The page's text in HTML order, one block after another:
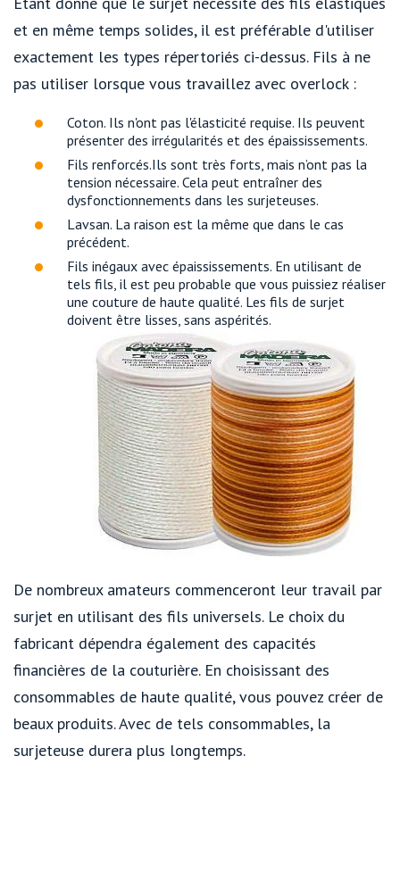
et en même temps solides, il est préférable d'utiliser
exactement les types répertoriés ci-dessus. Fils à ne
pas utiliser lorsque vous travaillez avec overlock :
Coton. Ils n'ont pas l'élasticité requise. Ils peuvent
présenter des irrégularités et des épaississements.
Fils renforcés.Ils sont très forts, mais n’ont pas la
tension nécessaire. Cela peut entraîner des
dysfonctionnements dans les surjeteuses.
Lavsan. La raison est la même que dans le cas
précédent.
Fils inégaux avec épaississements. En utilisant de
tels fils, il est peu probable que vous puissiez réaliser
une couture de haute qualité. Les fils de surjet
doivent être lisses, sans aspérités.
De nombreux amateurs commenceront leur travail par
surjet en utilisant des fils universels. Le choix du
fabricant dépendra également des capacités
financières de la couturière. En choisissant des
consommables de haute qualité, vous pouvez créer de
beaux produits. Avec de tels consommables, la
surjeteuse durera plus longtemps.